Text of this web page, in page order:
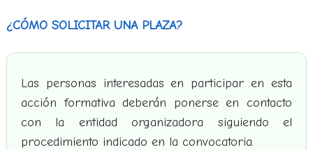
¿CÓMO SOLICITAR UNA PLAZA?
Las personas interesadas en participar en esta
acción formativa deberán ponerse en contacto
con la entidad organizadora siguiendo el
procedimiento indicado en la convocatoria.